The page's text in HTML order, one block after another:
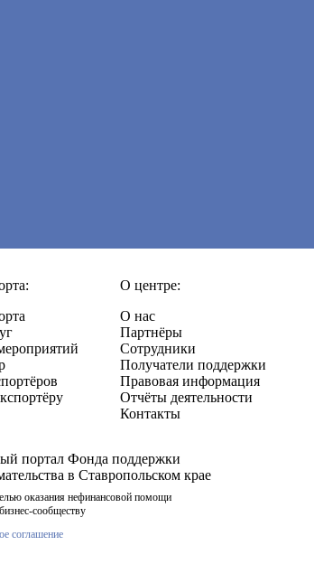
О центре:
О нас
Партнёры
Сотрудники
Получатели поддержки
Правовая информация
Отчёты деятельности
Контакты
портал Фонда поддержки
в Ставропольском крае
оказания нефинансовой помощи
сообществу
соглашение